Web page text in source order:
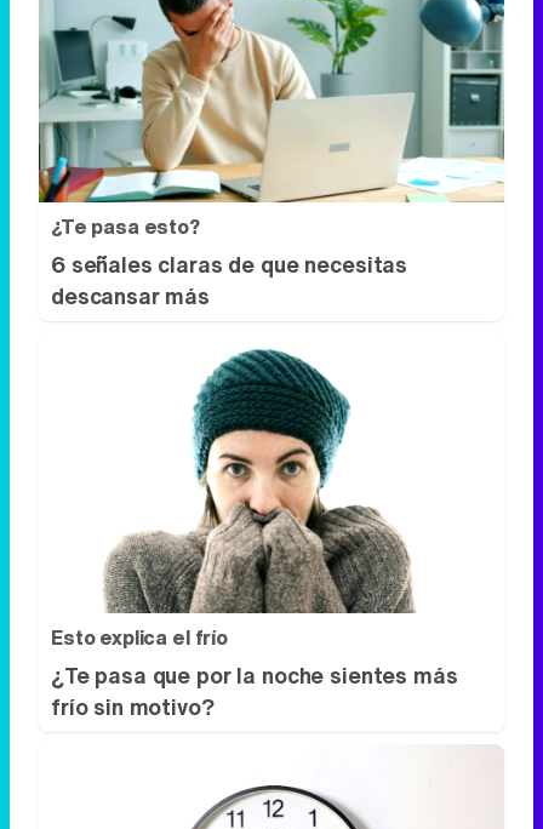
¿Te pasa esto?
6 señales claras de que necesitas
descansar más
Esto explica el frío
¿Te pasa que por la noche sientes más
frío sin motivo?